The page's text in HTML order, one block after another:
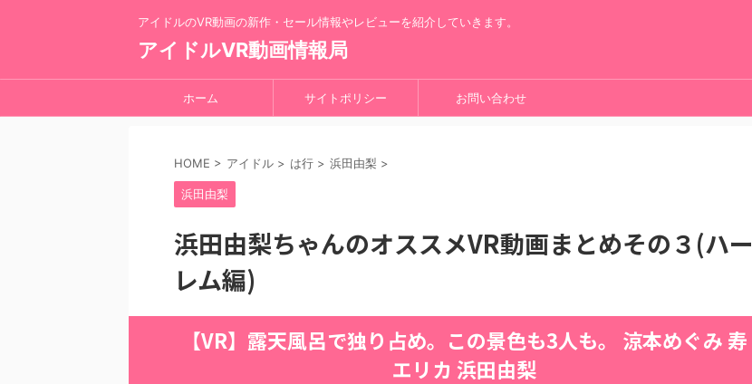
アイドルのVR動画の新作・セール情報やレビューを紹介していきます。
アイドルVR動画情報局
ホーム サイトポリシー お問い合わせ
HOME > アイドル > は行 > 浜田由梨 >
浜田由梨
浜田由梨ちゃんのオススメVR動画まとめその３(ハー
レム編)
【VR】露天風呂で独り占め。この景色も3人も。 涼本めぐみ 寿
エリカ 浜田由梨